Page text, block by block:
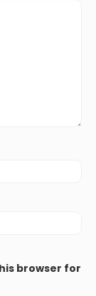
browser for